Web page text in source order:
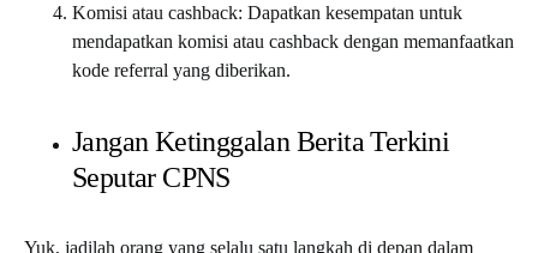
Komisi atau cashback: Dapatkan kesempatan untuk
mendapatkan komisi atau cashback dengan memanfaatkan
kode referral yang diberikan.
Jangan Ketinggalan Berita Terkini
Seputar CPNS
Yuk, jadilah orang yang selalu satu langkah di depan dalam